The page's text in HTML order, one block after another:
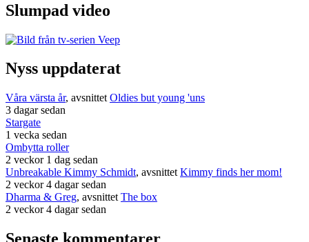
Slumpad video
Nyss uppdaterat
Våra värsta år, avsnittet Oldies but young 'uns
3 dagar sedan
Stargate
1 vecka sedan
Ombytta roller
2 veckor 1 dag sedan
Unbreakable Kimmy Schmidt, avsnittet Kimmy finds her mom!
2 veckor 4 dagar sedan
Dharma & Greg, avsnittet The box
2 veckor 4 dagar sedan